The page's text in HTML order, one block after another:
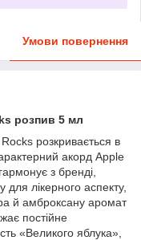
Умови повернення
розпив 5 мл
розкривається в
акорд Apple
з бренді,
лікерного аспекту,
й амброксану аромат
постійне
«Великого яблука»,